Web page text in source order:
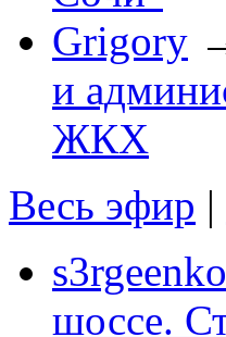
Grigory
и
ЖКХ
Весь эфир |
шоссе.